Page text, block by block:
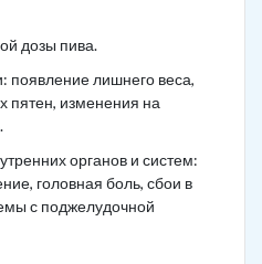
дозы пива.
появление лишнего веса,
пятен, изменения на
органов и систем:
головная боль, сбои в
с поджелудочной